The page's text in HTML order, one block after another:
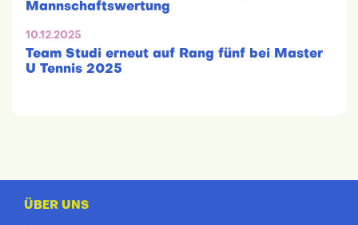
Mannschaftswertung
10.12.2025
Team Studi erneut auf Rang fünf bei Master
U Tennis 2025
ÜBER UNS